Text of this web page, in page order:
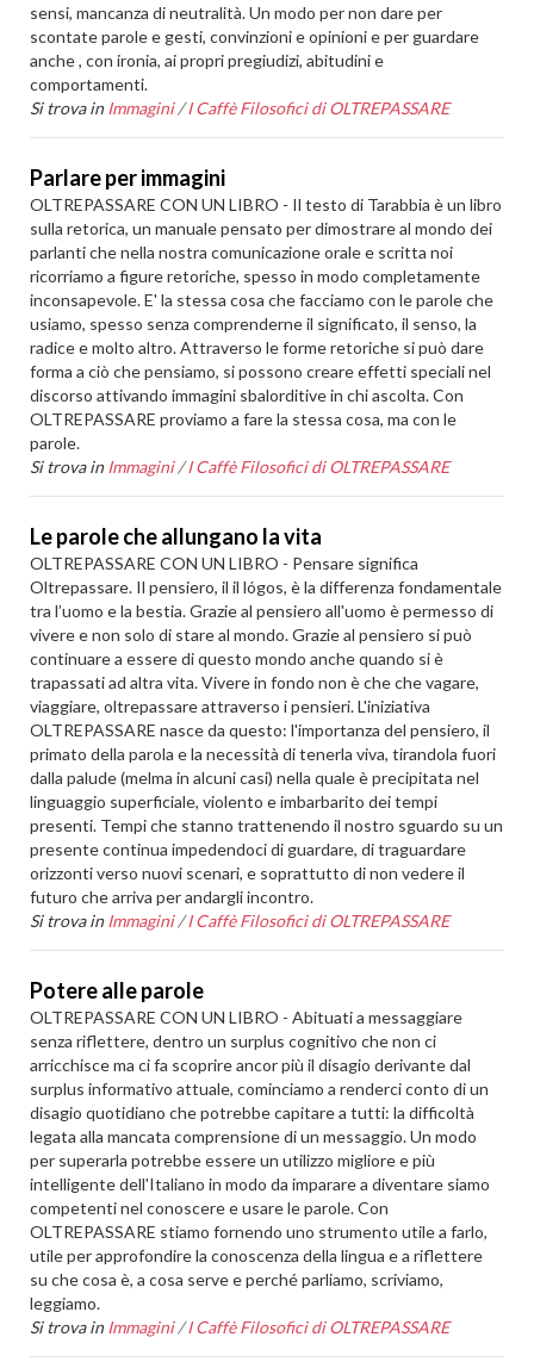
sensi, mancanza di neutralità. Un modo per non dare per
scontate parole e gesti, convinzioni e opinioni e per guardare
anche , con ironia, ai propri pregiudizi, abitudini e
comportamenti.
Si trova in Immagini /I Caffè Filosofici di OLTREPASSARE
Parlare per immagini
OLTREPASSARE CON UN LIBRO - Il testo di Tarabbia è un libro
sulla retorica, un manuale pensato per dimostrare al mondo dei
parlanti che nella nostra comunicazione orale e scritta noi
ricorriamo a figure retoriche, spesso in modo completamente
inconsapevole. E' la stessa cosa che facciamo con le parole che
usiamo, spesso senza comprenderne il significato, il senso, la
radice e molto altro. Attraverso le forme retoriche si può dare
forma a ciò che pensiamo, si possono creare effetti speciali nel
discorso attivando immagini sbalorditive in chi ascolta. Con
OLTREPASSARE proviamo a fare la stessa cosa, ma con le
parole.
Si trova in Immagini /I Caffè Filosofici di OLTREPASSARE
Le parole che allungano la vita
OLTREPASSARE CON UN LIBRO - Pensare significa
Oltrepassare. Il pensiero, il il lógos, è la differenza fondamentale
tra l’uomo e la bestia. Grazie al pensiero all'uomo è permesso di
vivere e non solo di stare al mondo. Grazie al pensiero si può
continuare a essere di questo mondo anche quando si è
trapassati ad altra vita. Vivere in fondo non è che che vagare,
viaggiare, oltrepassare attraverso i pensieri. L'iniziativa
OLTREPASSARE nasce da questo: l'importanza del pensiero, il
primato della parola e la necessità di tenerla viva, tirandola fuori
dalla palude (melma in alcuni casi) nella quale è precipitata nel
linguaggio superficiale, violento e imbarbarito dei tempi
presenti. Tempi che stanno trattenendo il nostro sguardo su un
presente continua impedendoci di guardare, di traguardare
orizzonti verso nuovi scenari, e soprattutto di non vedere il
futuro che arriva per andargli incontro.
Si trova in Immagini /I Caffè Filosofici di OLTREPASSARE
Potere alle parole
OLTREPASSARE CON UN LIBRO - Abituati a messaggiare
senza riflettere, dentro un surplus cognitivo che non ci
arricchisce ma ci fa scoprire ancor più il disagio derivante dal
surplus informativo attuale, cominciamo a renderci conto di un
disagio quotidiano che potrebbe capitare a tutti: la difficoltà
legata alla mancata comprensione di un messaggio. Un modo
per superarla potrebbe essere un utilizzo migliore e più
intelligente dell'Italiano in modo da imparare a diventare siamo
competenti nel conoscere e usare le parole. Con
OLTREPASSARE stiamo fornendo uno strumento utile a farlo,
utile per approfondire la conoscenza della lingua e a riflettere
su che cosa è, a cosa serve e perché parliamo, scriviamo,
leggiamo.
Si trova in Immagini /I Caffè Filosofici di OLTREPASSARE